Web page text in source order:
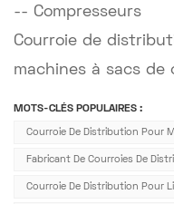
-- Compresseurs
Courroie de
machines à sacs de
MOTS-CLÉS POPULAIRES :
Courroie De Distribution Pour
Fabricant De Courroies De
Courroie De Distribution Pour